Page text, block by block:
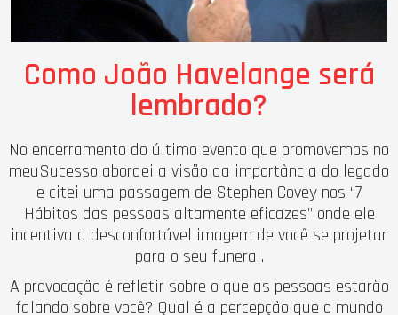
Como João Havelange será
lembrado?
No encerramento do último evento que promovemos no
meuSucesso abordei a visão da importância do legado
e citei uma passagem de Stephen Covey nos “7
Hábitos das pessoas altamente eficazes” onde ele
incentiva a desconfortável imagem de você se projetar
para o seu funeral.
A provocação é refletir sobre o que as pessoas estarão
falando sobre você? Qual é a percepção que o mundo